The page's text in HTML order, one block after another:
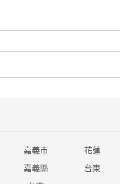
嘉義市 花蓮
嘉義縣 台東